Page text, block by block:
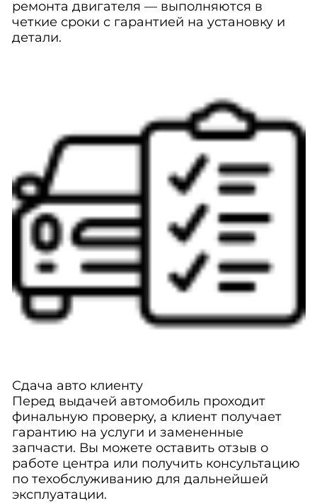
ремонта двигателя — выполняются в
четкие сроки с гарантией на установку и
детали.
Сдача авто клиенту
Перед выдачей автомобиль проходит
финальную проверку, а клиент получает
гарантию на услуги и замененные
запчасти. Вы можете оставить отзыв о
работе центра или получить консультацию
по техобслуживанию для дальнейшей
эксплуатации.